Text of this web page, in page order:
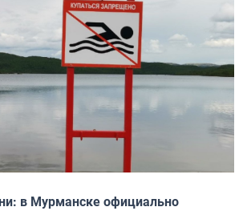
в Мурманске официально